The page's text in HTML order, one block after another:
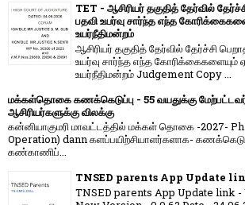
TET - ஆசிரியர் தகுதித் தேர்வில்
பதவி உயர்வு சார்ந்த எந்த
உயர்நீதிமன்றம்
ஆசிரியர் தகுதித் தேர்வில் தேர்ச்சி
உயர்வு சார்ந்த எந்த கோரிக்கைகளையும்
உயர்நீதிமன்றம் Judgement Copy ...
மக்கள்தொகை கணக்கெடுப்பு - 55 வயதுக்கு
ஆசிரியர்களுக்கு விலக்கு
கன்னியாகுமரி மாவட்டத்தில் மக்கள் தொகை -2027-
Operation) dann களப்பயிற்சியாளர்களாக-
கண்காணிப்...
TNSED parents App Update
TNSED parents App Update link -